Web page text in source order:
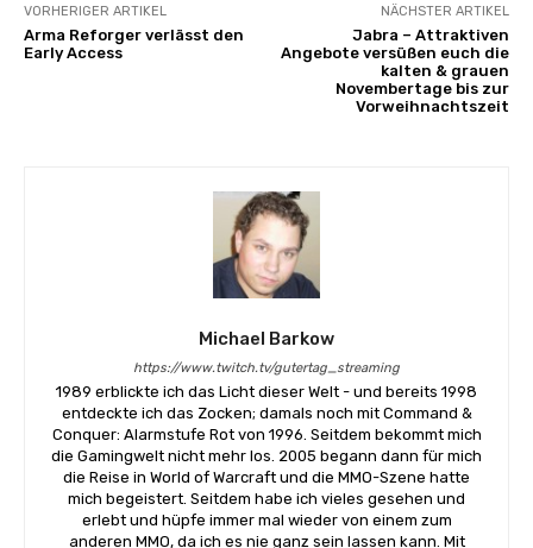
VORHERIGER ARTIKEL
Arma Reforger verlässt den
Early Access
NÄCHSTER ARTIKEL
Jabra – Attraktiven
Angebote versüßen euch die
kalten & grauen
Novembertage bis zur
Vorweihnachtszeit
Michael Barkow
https://www.twitch.tv/gutertag_streaming
1989 erblickte ich das Licht dieser Welt - und bereits 1998
entdeckte ich das Zocken; damals noch mit Command &
Conquer: Alarmstufe Rot von 1996. Seitdem bekommt mich
die Gamingwelt nicht mehr los. 2005 begann dann für mich
die Reise in World of Warcraft und die MMO-Szene hatte
mich begeistert. Seitdem habe ich vieles gesehen und
erlebt und hüpfe immer mal wieder von einem zum
anderen MMO, da ich es nie ganz sein lassen kann. Mit